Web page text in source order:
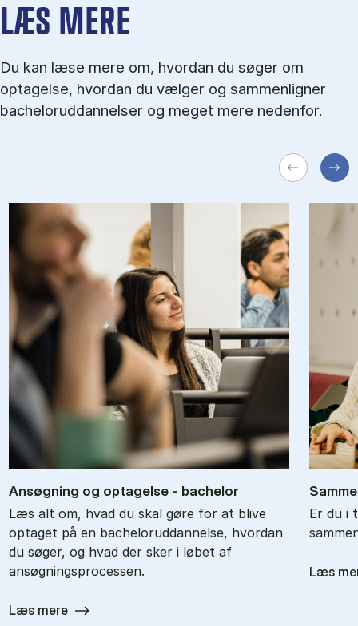
LÆS MERE
Du kan læse mere om, hvordan du søger om
optagelse, hvordan du vælger og sammenligner
bacheloruddannelser og meget mere nedenfor.
An­søg­ning og op­ta­gel­se - ba­chel­or
Læs alt om, hvad du skal gøre for at blive
optaget på en bacheloruddannelse, hvordan
du søger, og hvad der sker i løbet af
ansøgningsprocessen.
Læs mere
Er du i
Læs